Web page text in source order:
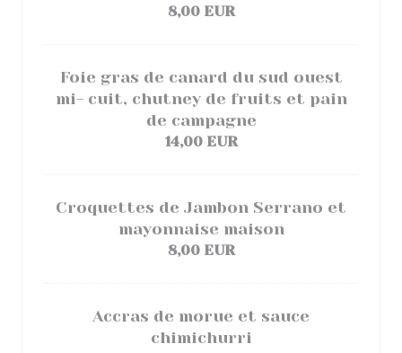
8,00 EUR
Foie gras de canard du sud ouest
mi- cuit, chutney de fruits et pain
de campagne
14,00 EUR
Croquettes de Jambon Serrano et
mayonnaise maison
8,00 EUR
Accras de morue et sauce
chimichurri